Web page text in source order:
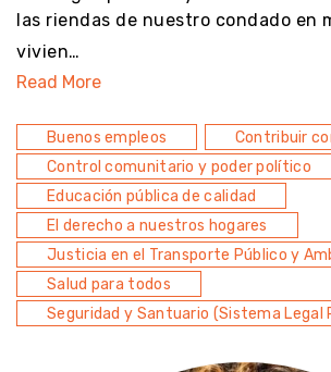
las riendas de nuestro condado en
vivien…
Read More
Buenos empleos
Contribuir
Control comunitario y poder político
Educación pública de calidad
El derecho a nuestros hogares
Justicia en el Transporte Público y
Salud para todos
Seguridad y Santuario (Sistema Legal